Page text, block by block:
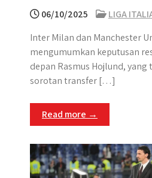
06/10/2025
LIGA
Inter Milan dan Manchester
mengumumkan keputusan
depan Rasmus Hojlund, yang
sorotan transfer […]
Read more →